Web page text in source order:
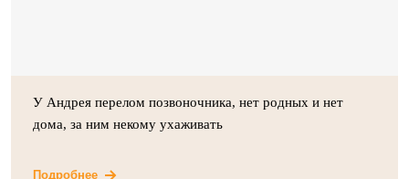
У Андрея перелом позвоночника, нет родных и нет
дома, за ним некому ухаживать
Подробнее